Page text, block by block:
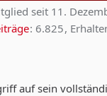
seit 11.
6.825
auf sein